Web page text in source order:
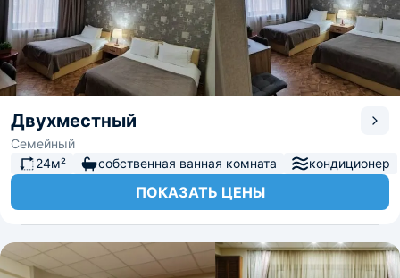
Двухместный
Семейный
24м²
собственная ванная комната кондиционер
ПОКАЗАТЬ ЦЕНЫ